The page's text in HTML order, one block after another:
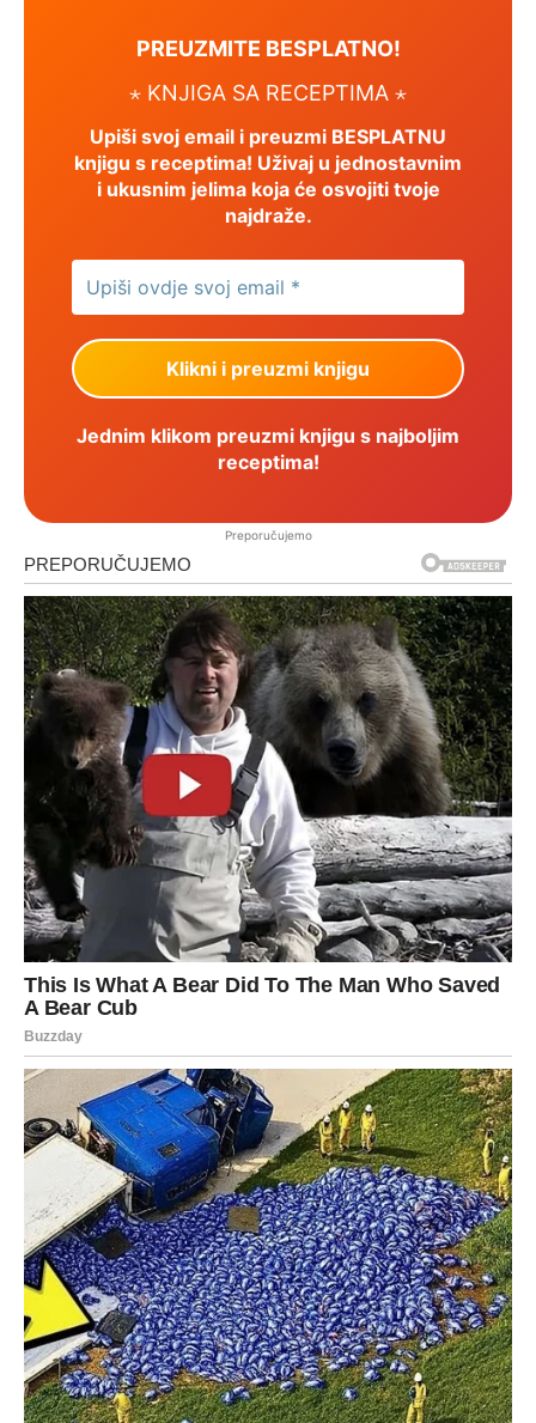
PREUZMITE BESPLATNO!
⋆ KNJIGA SA RECEPTIMA ⋆
Upiši svoj email i preuzmi BESPLATNU
knjigu s receptima! Uživaj u jednostavnim
i ukusnim jelima koja će osvojiti tvoje
najdraže.
Jednim klikom preuzmi knjigu s najboljim
receptima!
Preporučujemo